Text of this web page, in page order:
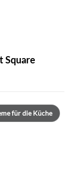
Square
für die Küche